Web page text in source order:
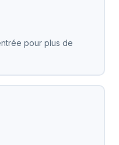
pour plus de